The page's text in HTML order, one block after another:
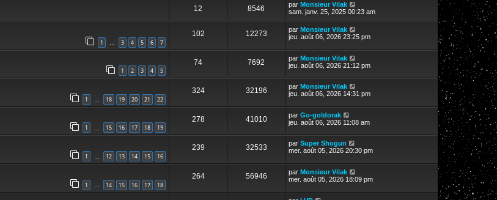
12 8546 par Monsieur Vilak
sam. janv. 25, 2025 00:23 am
1 3 4 5 6 7
102 12273 par Monsieur Vilak
jeu. août 06, 2026 23:25 pm
1 2 3 4 5
74 7692 par Monsieur Vilak
jeu. août 06, 2026 21:12 pm
1 … 18 19 20 21 22
324 32196 par Monsieur Vilak
jeu. août 06, 2026 14:31 pm
1 15 16 17 18 19
278 41010 par Go-goldorak
jeu. août 06, 2026 11:08 am
1 12 13 14 15 16
239 32533 par Super Shogun
mer. août 05, 2026 20:30 pm
1 … 14 15 16 17 18
264 56946 par Monsieur Vilak
mer. août 05, 2026 18:09 pm